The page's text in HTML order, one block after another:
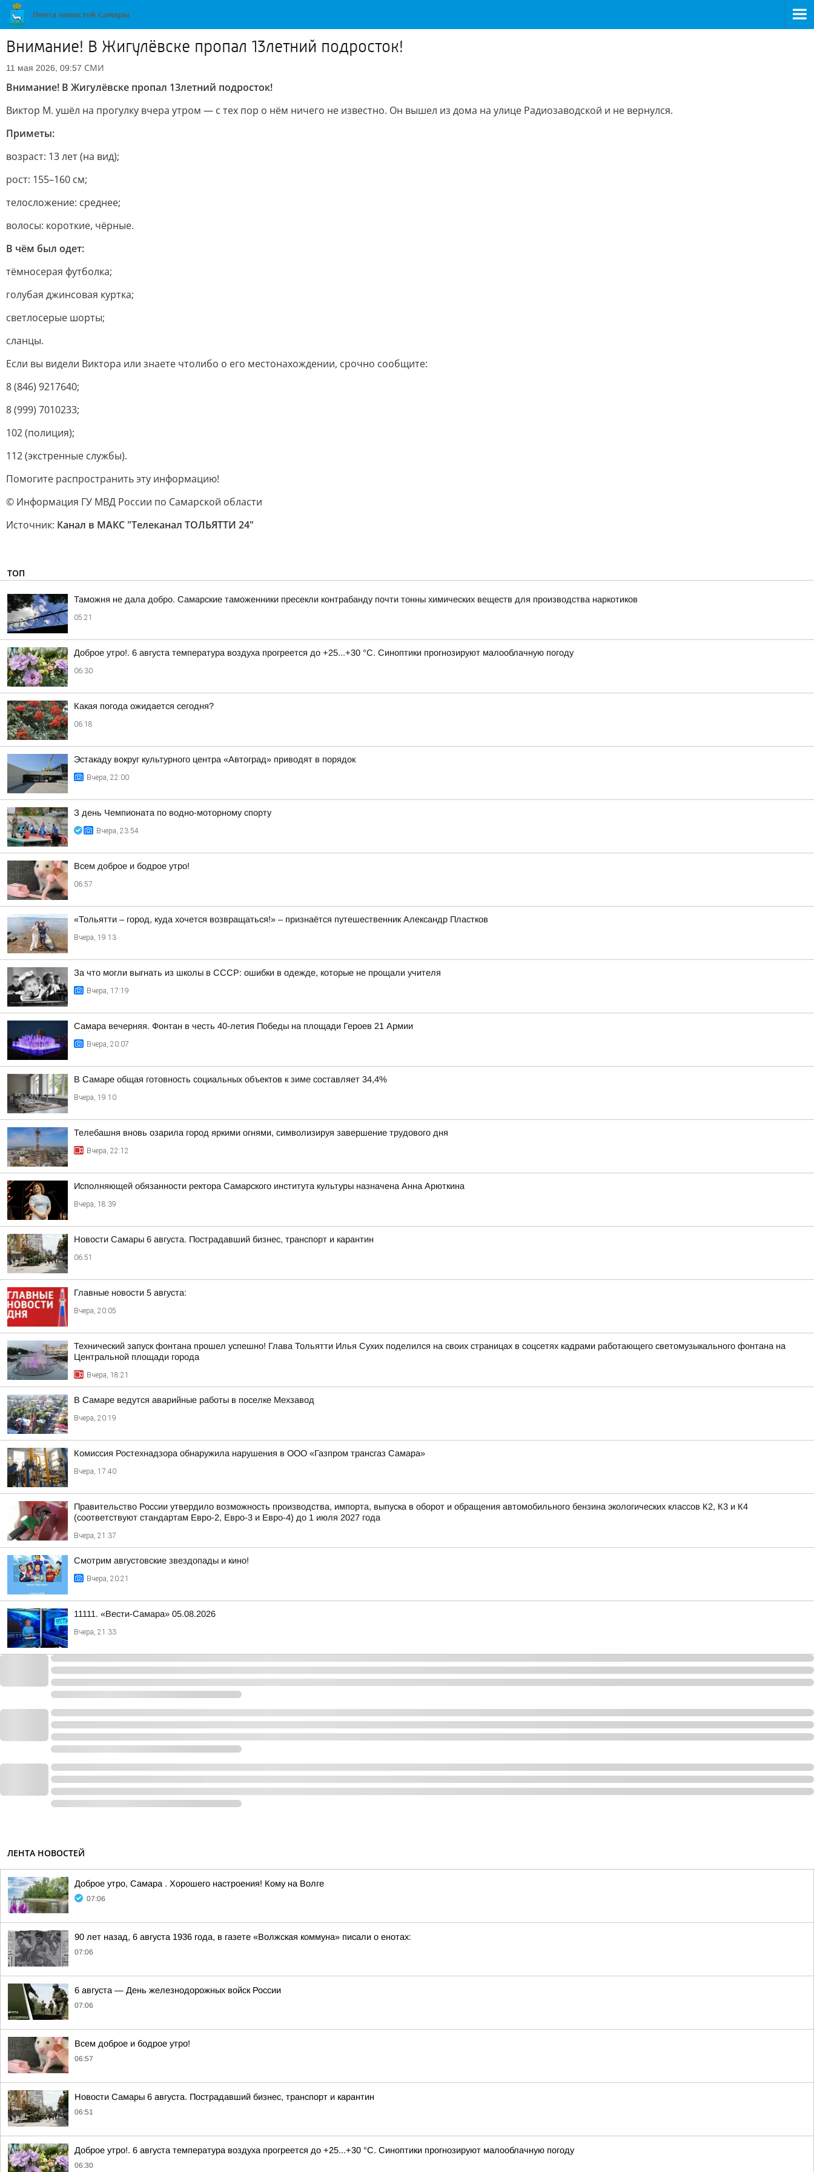
Внимание! В Жигулёвске пропал 13летний подросток!
11 мая 2026, 09:57 СМИ
Внимание! В Жигулёвске пропал 13летний подросток!
Виктор М. ушёл на прогулку вчера утром — с тех пор о нём ничего не известно. Он вышел из дома на улице Радиозаводской и не вернулся.
Приметы:
возраст: 13 лет (на вид);
рост: 155–160 см;
телосложение: среднее;
волосы: короткие, чёрные.
В чём был одет:
тёмносерая футболка;
голубая джинсовая куртка;
светлосерые шорты;
сланцы.
Если вы видели Виктора или знаете чтолибо о его местонахождении, срочно сообщите:
8 (846) 9217640;
8 (999) 7010233;
102 (полиция);
112 (экстренные службы).
Помогите распространить эту информацию!
© Информация ГУ МВД России по Самарской области
Источник: Канал в МАКС "Телеканал ТОЛЬЯТТИ 24"
ТОП
Таможня не дала добро. Самарские таможенники пресекли контрабанду почти тонны химических веществ для производства наркотиков
05:21
Доброе утро!. 6 августа температура воздуха прогреется до +25...+30 °C. Синоптики прогнозируют малооблачную погоду
06:30
Какая погода ожидается сегодня?
06:18
Эстакаду вокруг культурного центра «Автоград» приводят в порядок
Вчера, 22:00
З день Чемпионата по водно-моторному спорту
Вчера, 23:54
Всем доброе и бодрое утро!
06:57
«Тольятти – город, куда хочется возвращаться!» – признаётся путешественник Александр Пластков
Вчера, 19:13
За что могли выгнать из школы в СССР: ошибки в одежде, которые не прощали учителя
Вчера, 17:19
Самара вечерняя. Фонтан в честь 40-летия Победы на площади Героев 21 Армии
Вчера, 20:07
В Самаре общая готовность социальных объектов к зиме составляет 34,4%
Вчера, 19:10
Телебашня вновь озарила город яркими огнями, символизируя завершение трудового дня
Вчера, 22:12
Исполняющей обязанности ректора Самарского института культуры назначена Анна Арюткина
Вчера, 18:39
Новости Самары 6 августа. Пострадавший бизнес, транспорт и карантин
06:51
Главные новости 5 августа:
Вчера, 20:05
Технический запуск фонтана прошел успешно! Глава Тольятти Илья Сухих поделился на своих страницах в соцсетях кадрами работающего светомузыкального фонтана на
Центральной площади города
Вчера, 18:21
В Самаре ведутся аварийные работы в поселке Мехзавод
Вчера, 20:19
Комиссия Ростехнадзора обнаружила нарушения в ООО «Газпром трансгаз Самара»
Вчера, 17:40
Правительство России утвердило возможность производства, импорта, выпуска в оборот и обращения автомобильного бензина экологических классов К2, К3 и К4
(соответствуют стандартам Евро-2, Евро-3 и Евро-4) до 1 июля 2027 года
Вчера, 21:37
Смотрим августовские звездопады и кино!
Вчера, 20:21
11111. «Вести-Самара» 05.08.2026
Вчера, 21:33
ЛЕНТА НОВОСТЕЙ
Доброе утро, Самара . Хорошего настроения! Кому на Волге
07:06
90 лет назад, 6 августа 1936 года, в газете «Волжская коммуна» писали о енотах:
07:06
6 августа — День железнодорожных войск России
07:06
Всем доброе и бодрое утро!
06:57
Новости Самары 6 августа. Пострадавший бизнес, транспорт и карантин
06:51
Доброе утро!. 6 августа температура воздуха прогреется до +25...+30 °C. Синоптики прогнозируют малооблачную погоду
06:30